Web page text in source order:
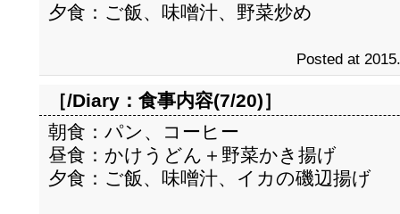
夕食：ご飯、味噌汁、野菜炒め
Posted at
［/Diary： 食事内容(7/20)］
朝食：パン、コーヒー
昼食：かけうどん＋野菜かき揚げ
夕食：ご飯、味噌汁、イカの磯辺揚げ